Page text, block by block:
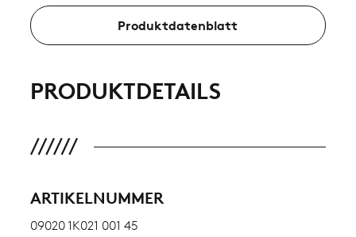
Produktdatenblatt
PRODUKTDETAILS
ARTIKELNUMMER
09020 1K021 001 45